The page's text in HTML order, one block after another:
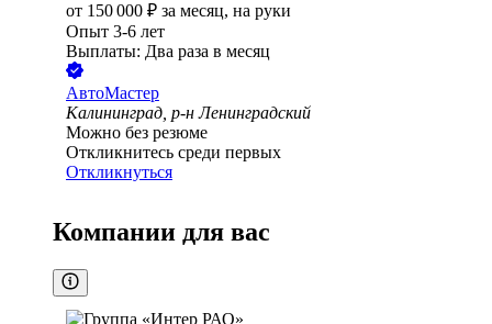
от 150 000 ₽ за месяц, на руки
Опыт 3-6 лет
Выплаты: Два раза в месяц
АвтоМастер
Калининград, р-н Ленинградский
Можно без резюме
Откликнитесь среди первых
Откликнуться
Компании для вас